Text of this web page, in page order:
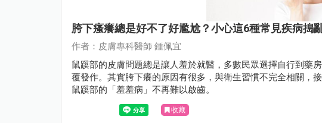
胯下瘙癢總是好不了好尷尬？小心這6種常見疾病搗
作者：皮膚專科醫師 鍾佩宜
鼠蹊部的皮膚問題總是讓人羞於就醫，多數民眾選擇自行到藥
覆發作。其實胯下癢的原因有很多，與衛生習慣不完全相關，
鼠蹊部的「羞羞病」不再難以啟齒。
收藏